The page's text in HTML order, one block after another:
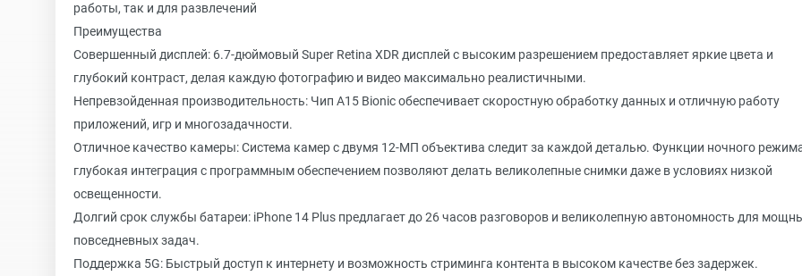
работы, так и для развлечений
Преимущества
Совершенный дисплей: 6.7-дюймовый Super Retina XDR дисплей с высоким разрешением предоставляет яркие цвета и
глубокий контраст, делая каждую фотографию и видео максимально реалистичными.
Непревзойденная производительность: Чип A15 Bionic обеспечивает скоростную обработку данных и отличную работу
приложений, игр и многозадачности.
Отличное качество камеры: Система камер с двумя 12-МП объектива следит за каждой деталью. Функции ночного
глубокая интеграция с программным обеспечением позволяют делать великолепные снимки даже в условиях низкой
освещенности.
Долгий срок службы батареи: iPhone 14 Plus предлагает до 26 часов разговоров и великолепную автономность для
повседневных задач.
Поддержка 5G: Быстрый доступ к интернету и возможность стриминга контента в высоком качестве без задержек.